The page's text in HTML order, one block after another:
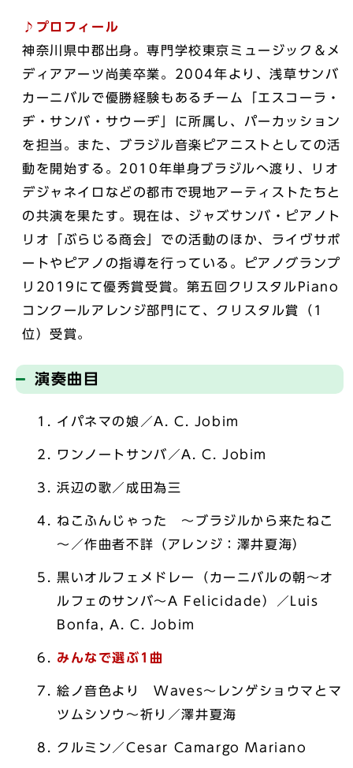
♪プロフィール
神奈川県中郡出身。専門学校東京ミュージック＆メ
ディアアーツ尚美卒業。2004年より、浅草サンバ
カーニバルで優勝経験もあるチーム「エスコーラ・
ヂ・サンバ・サウーヂ」に所属し、パーカッション
を担当。また、ブラジル音楽ピアニストとしての活
動を開始する。2010年単身ブラジルへ渡り、リオ
デジャネイロなどの都市で現地アーティストたちと
の共演を果たす。現在は、ジャズサンバ・ピアノト
リオ「ぶらじる商会」での活動のほか、ライヴサポ
ートやピアノの指導を行っている。ピアノグランプ
リ2019にて優秀賞受賞。第五回クリスタルPiano
コンクールアレンジ部門にて、クリスタル賞（1
位）受賞。
演奏曲目
イパネマの娘／A. C. Jobim
ワンノートサンバ／A. C. Jobim
浜辺の歌／成田為三
ねこふんじゃった ～ブラジルから来たねこ
～／作曲者不詳（アレンジ：澤井夏海）
黒いオルフェメドレー（カーニバルの朝～オ
ルフェのサンバ～A Felicidade）／Luis
Bonfa, A. C. Jobim
みんなで選ぶ1曲
絵ノ音色より Waves～レンゲショウマとマ
ツムシソウ～祈り／澤井夏海
クルミン／Cesar Camargo Mariano